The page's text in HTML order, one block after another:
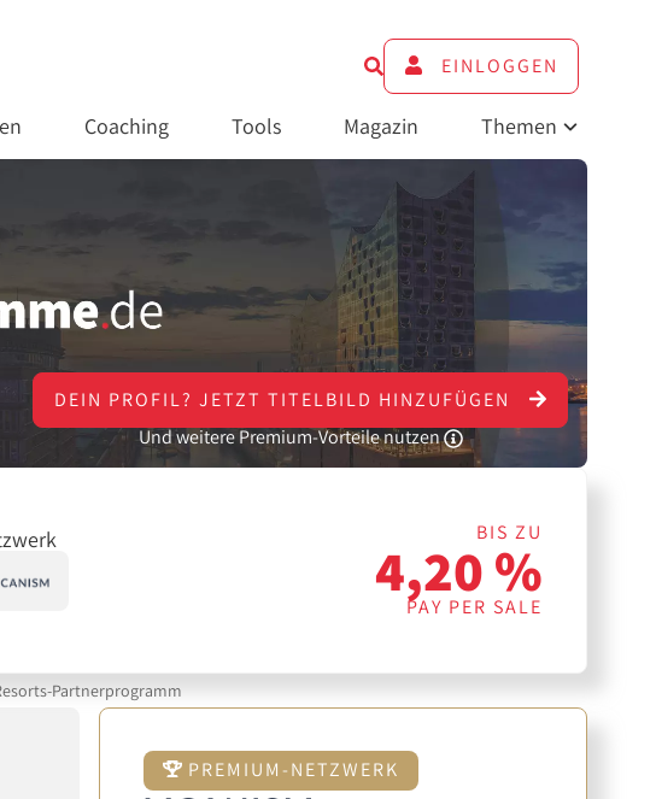
EINLOGGEN
Coaching Tools Magazin Themen
DEIN PROFIL? JETZT TITELBILD HINZUFÜGEN
Und weitere Premium-Vorteile nutzen
BIS ZU
4,20 %
PAY PER SALE
Partnerprogramm
PREMIUM-NETZWERK